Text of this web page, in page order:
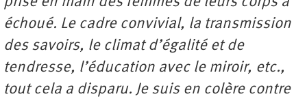
échoué. Le cadre convivial, la transmission
des savoirs, le climat d’égalité et de
tendresse, l’éducation avec le miroir, etc.,
tout cela a disparu. Je suis en colère contre